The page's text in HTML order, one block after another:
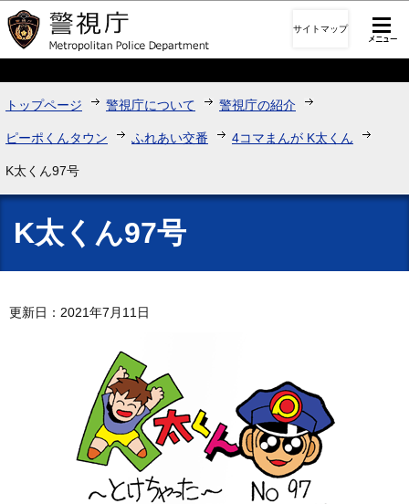
このページの本文へ移動
サイトマップ
トップページ 警視庁について 警視庁の紹介
ピーポくんタウン ふれあい交番 4コマまんが K太くん
K太くん97号
K太くん97号
更新日：2021年7月11日